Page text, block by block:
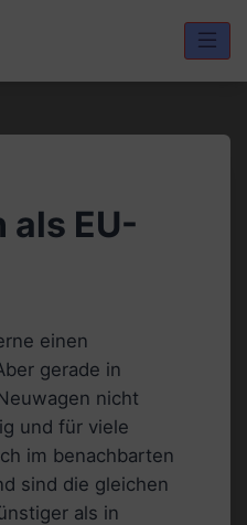
als EU-
einen
gerade in
nicht
und für viele
im benachbarten
sind die gleichen
als in